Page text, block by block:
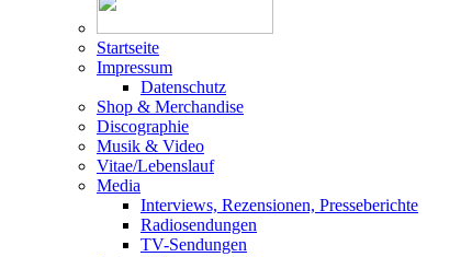
Startseite
Impressum
Datenschutz
Shop & Merchandise
Discographie
Musik & Video
Vitae/Lebenslauf
Media
Interviews, Rezensionen, Presseberichte
Radiosendungen
TV-Sendungen